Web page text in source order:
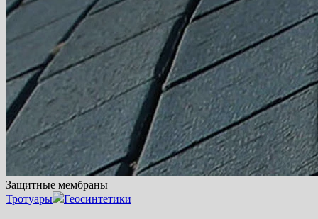
Защитные мембраны
Тротуары
Геосинтетики